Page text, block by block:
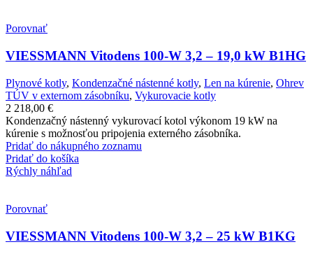
Porovnať
VIESSMANN Vitodens 100-W 3,2 – 19,0 kW B1HG
Plynové kotly, Kondenzačné nástenné kotly, Len na kúrenie, Ohrev
TÚV v externom zásobníku, Vykurovacie kotly
2 218,00 €
Kondenzačný nástenný vykurovací kotol výkonom 19 kW na
kúrenie s možnosťou pripojenia externého zásobníka.
Pridať do nákupného zoznamu
Pridať do košíka
Rýchly náhľad
Porovnať
VIESSMANN Vitodens 100-W 3,2 – 25 kW B1KG